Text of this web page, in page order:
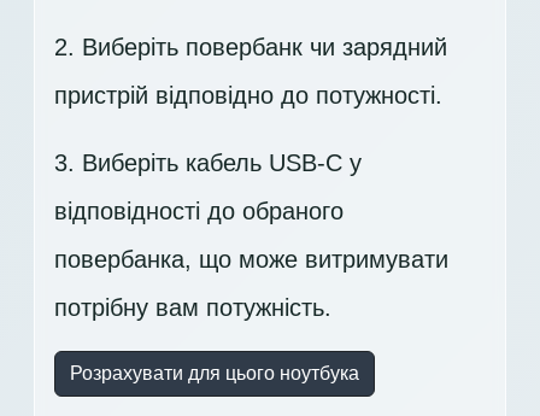
2. Виберіть повербанк чи зарядний
пристрій відповідно до потужності.
3. Виберіть кабель USB-C у
відповідності до обраного
повербанка, що може витримувати
потрібну вам потужність.
Розрахувати для цього ноутбука